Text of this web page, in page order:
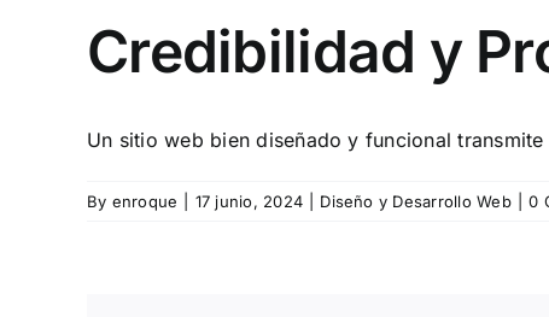
Credibilidad y
Un sitio web bien diseñado y funcional
By enroque 17 junio, 2024 Diseño y Desarrollo Web 0